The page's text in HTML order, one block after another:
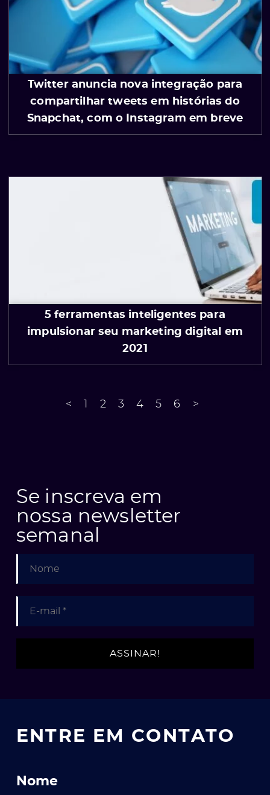
Twitter anuncia nova integração para
compartilhar tweets em histórias do
Snapchat, com o Instagram em breve
5 ferramentas inteligentes para
impulsionar seu marketing digital em
2021
< 2 3 4 5 6 >
Se inscreva em
nossa newsletter
semanal
ENTRE EM CONTATO
Nome